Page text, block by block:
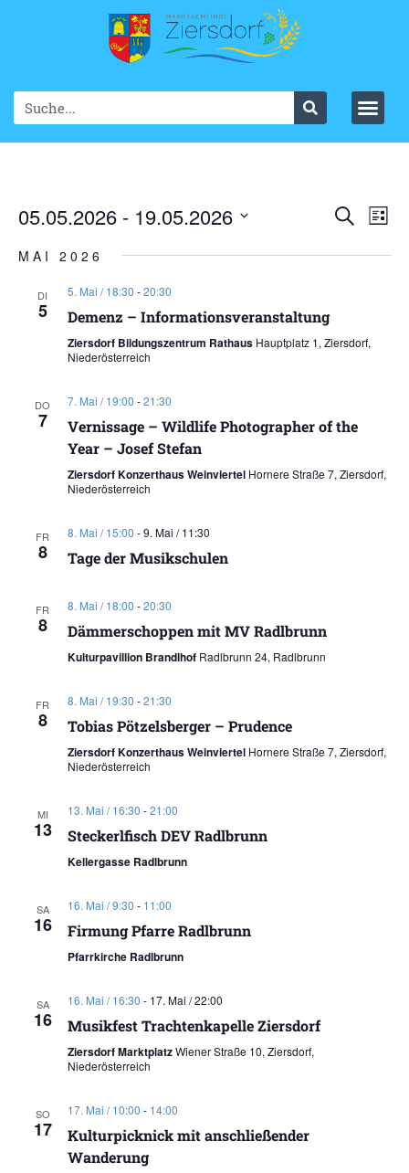
SucheList
05.05.2026 - 19.05.2026
wählen.
MAI 2026
DI
5
5. Mai / 18:30 -20:30
Demenz – Informationsveranstaltung
Ziersdorf Bildungszentrum Rathaus Hauptplatz 1, Ziersdorf,
Niederösterreich
DO
7
7. Mai / 19:00 -21:30
Vernissage – Wildlife Photographer of the
Year – Josef Stefan
Ziersdorf Konzerthaus Weinviertel Hornere Straße 7, Ziersdorf,
Niederösterreich
FR
8
8. Mai / 15:00 -9. Mai / 11:30
Tage der Musikschulen
FR
8
8. Mai / 18:00 -20:30
Dämmerschoppen mit MV Radlbrunn
Kulturpavillion Brandlhof Radlbrunn 24, Radlbrunn
FR
8
8. Mai / 19:30 -21:30
Tobias Pötzelsberger – Prudence
Ziersdorf Konzerthaus Weinviertel Hornere Straße 7, Ziersdorf,
Niederösterreich
MI
13
13. Mai / 16:30 -21:00
Steckerlfisch DEV Radlbrunn
Kellergasse Radlbrunn
SA
16
16. Mai / 9:30 - 11:00
Firmung Pfarre Radlbrunn
Pfarrkirche Radlbrunn
SA
16
16. Mai / 16:30 - 17. Mai / 22:00
Musikfest Trachtenkapelle Ziersdorf
Ziersdorf MarktplatzWiener Straße 10, Ziersdorf,
Niederösterreich
SO
17
17. Mai / 10:00 - 14:00
Kulturpicknick mit anschließender
Wanderung